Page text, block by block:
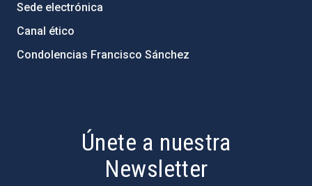
Sede electrónica
Canal ético
Condolencias Francisco Sánchez
Únete a nuestra
Newsletter